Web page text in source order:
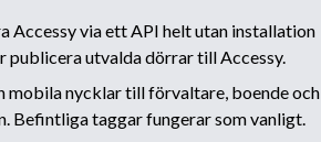
Accessy via ett API helt utan installation
utvalda dörrar till Accessy.
mobila nycklar till förvaltare, boende och
Befintliga taggar fungerar som vanligt.